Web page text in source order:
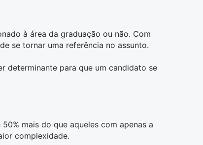
à área da graduação ou não. Com
se tornar uma referência no assunto.
determinante para que um candidato se
mais do que aqueles com apenas a
complexidade.